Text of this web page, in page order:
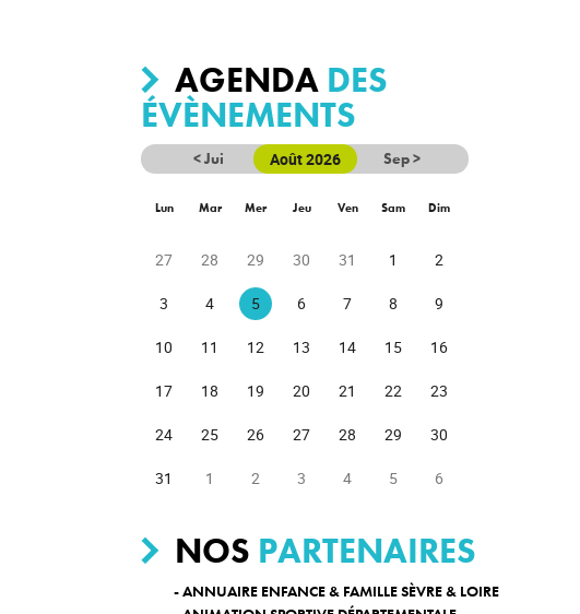
AGENDA DES
ÉVÈNEMENTS
< Jui Août 2026 Sep >
Lun Mar Mer Jeu Ven Sam Dim
27 28 29 30 31 1 2
3 4 5 6 7 8 9
10 11 12 13 14 15 16
17 18 19 20 21 22 23
24 25 26 27 28 29 30
31 1 2 3 4 5 6
NOS PARTENAIRES
- ANNUAIRE ENFANCE & FAMILLE SÈVRE & LOIRE